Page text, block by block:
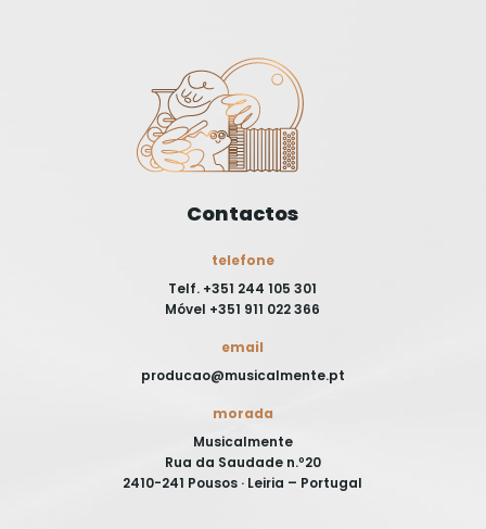
Contactos
telefone
Telf. +351 244 105 301
Móvel +351 911 022 366
email
producao@musicalmente.pt
morada
Musicalmente
Rua da Saudade n.º20
2410-241 Pousos · Leiria – Portugal